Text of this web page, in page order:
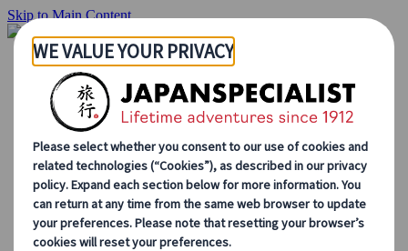
Skip to Main Content
Inizio
Itinerari di viaggio
Itinerari individuali
Tour guidati
Drive & stay
Tour di serie
Escursioni
Tour di gruppo su misura
Japan Rail Pass
Come lavoriamo
Chi siamo
Il nostro team